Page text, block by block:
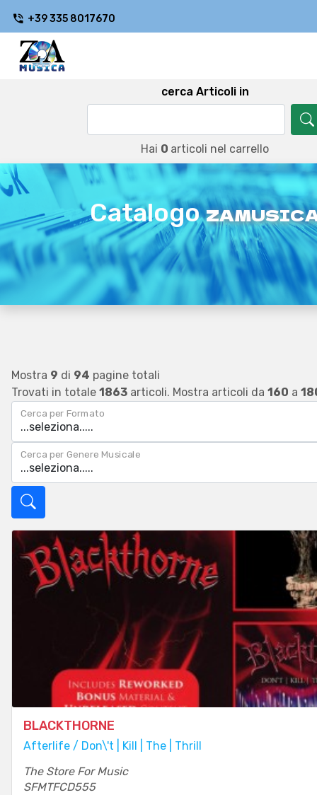
+39 335 8017670
cerca Articoli in
Hai 0 articoli nel carrello
Catalogo
Mostra 9 di 94 pagine totali
Trovati in totale 1863 articoli. Mostra articoli da 160 a
Cerca per Formato
Cerca per Genere Musicale
BLACKTHORNE
Afterlife / Don\'t | Kill | The | Thrill
The Store For Music
SFMTFCD555